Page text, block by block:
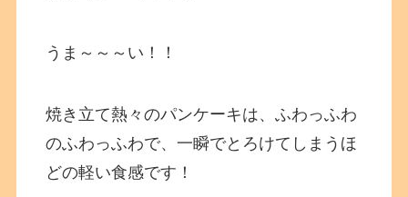
うま～～～い！！
焼き立て熱々のパンケーキは、ふわっふわ
のふわっふわで、一瞬でとろけてしまうほ
どの軽い食感です！